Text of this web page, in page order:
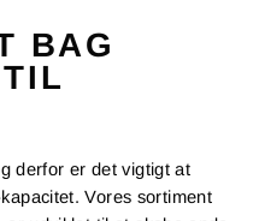
BAG
derfor er det vigtigt at
Vores sortiment